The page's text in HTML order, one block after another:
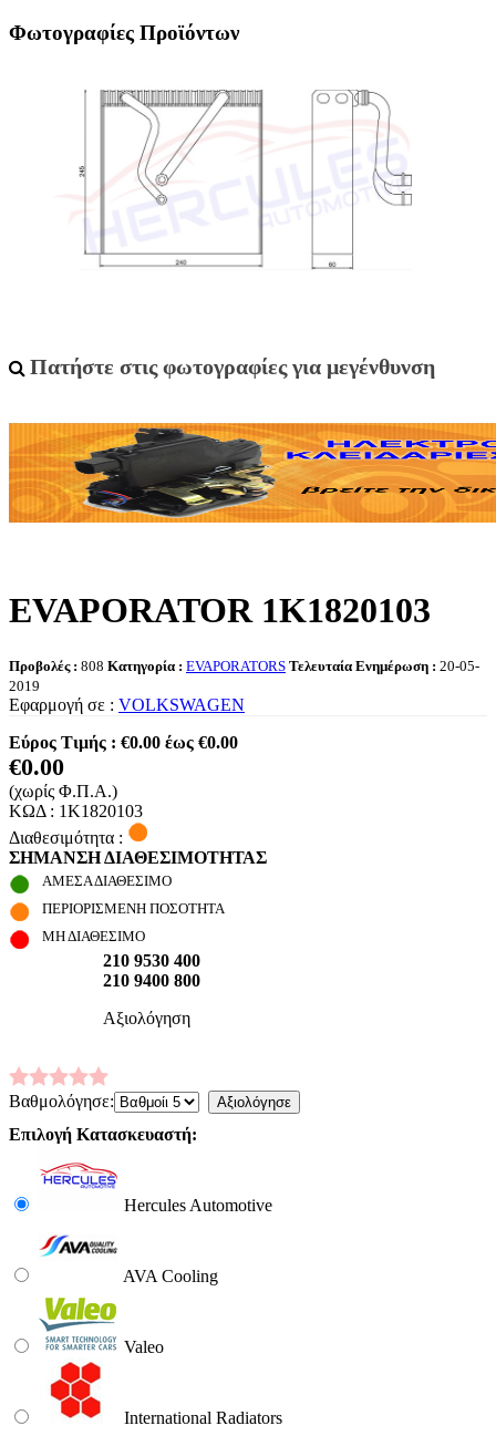
Φωτογραφίες Προϊόντων
Πατήστε στις φωτογραφίες για μεγένθυνση
EVAPORATOR 1K1820103
Προβολές : 808 Κατηγορία : EVAPORATORS Τελευταία Ενημέρωση : 20-05-
2019
Εφαρμογή σε : VOLKSWAGEN
Εύρος Τιμής : €0.00 έως €0.00
€0.00
(χωρίς Φ.Π.Α.)
ΚΩΔ : 1K1820103
Διαθεσιμότητα :
ΣΗΜΑΝΣΗ ΔΙΑΘΕΣΙΜΟΤΗΤΑΣ
ΑΜΕΣΑ ΔΙΑΘΕΣΙΜΟ
ΠΕΡΙΟΡΙΣΜΕΝΗ ΠΟΣΟΤΗΤΑ
ΜΗ ΔΙΑΘΕΣΙΜΟ
210 9530 400
210 9400 800
Αξιολόγηση
Βαθμολόγησε:
Επιλογή Κατασκευαστή:
Hercules Automotive
AVA Cooling
Valeo
International Radiators